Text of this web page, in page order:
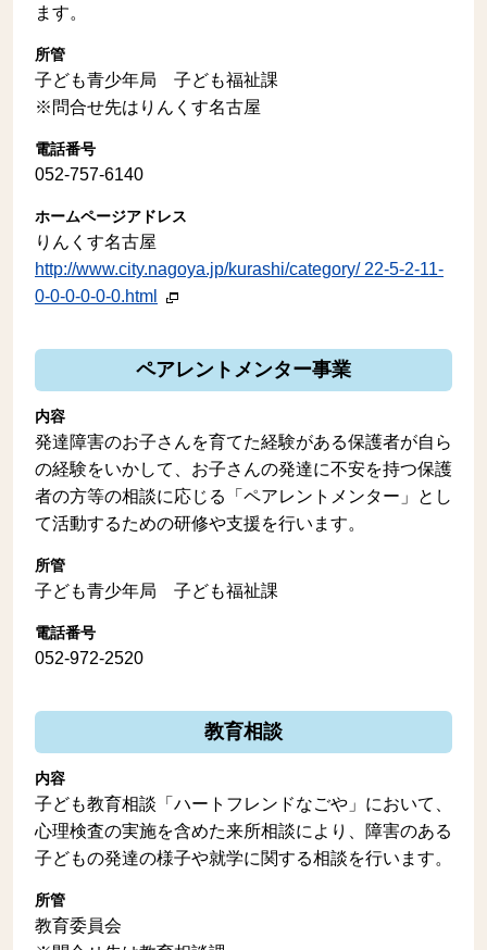
ます。
所管
子ども青少年局 子ども福祉課
※問合せ先はりんくす名古屋
電話番号
052-757-6140
ホームページアドレス
りんくす名古屋
http://www.city.nagoya.jp/kurashi/category/ 22-5-2-11-
0-0-0-0-0-0.html
ペアレントメンター事業
内容
発達障害のお子さんを育てた経験がある保護者が自ら
の経験をいかして、お子さんの発達に不安を持つ保護
者の方等の相談に応じる「ペアレントメンター」とし
て活動するための研修や支援を行います。
所管
子ども青少年局 子ども福祉課
電話番号
052-972-2520
教育相談
内容
子ども教育相談「ハートフレンドなごや」において、
心理検査の実施を含めた来所相談により、障害のある
子どもの発達の様子や就学に関する相談を行います。
所管
教育委員会